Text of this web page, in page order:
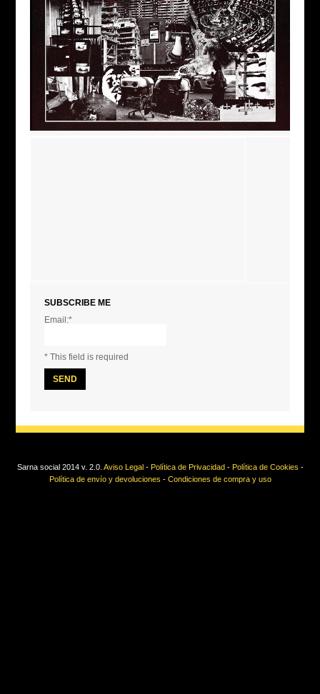
SUBSCRIBE ME
Email:*
* This field is required
Sarna social 2014 v. 2.0. Aviso Legal - Política de Privacidad - Política de Cookies -
Política de envío y devoluciones - Condiciones de compra y uso